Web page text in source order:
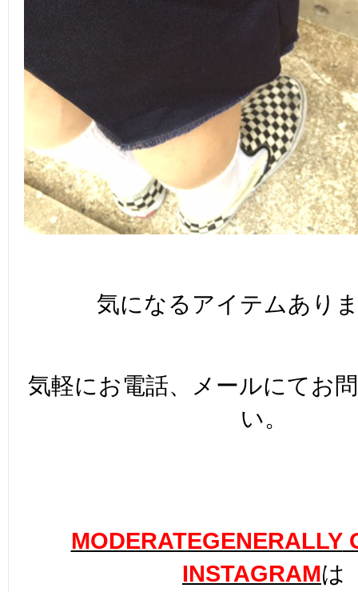
気になるアイテムあり
気軽にお電話、メールにてお
い。
MODERATEGENERALLY
INSTAGRAMは